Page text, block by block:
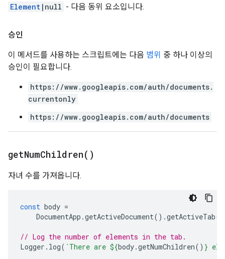
Element |null - 다음 동위 요소입니다.
승인
이 메서드를 사용하는 스크립트에는 다음 범위 중 하나 이상의
승인이 필요합니다.
https://www.googleapis.com/auth/documents.
currentonly
https://www.googleapis.com/auth/documents
getNumChildren( )
자녀 수를 가져옵니다.
const body =
DocumentApp .getActiveDocument().getActiveTab
// Log the number of elements in the tab.
Logger . log( `There are ${body.getNumChildren() }